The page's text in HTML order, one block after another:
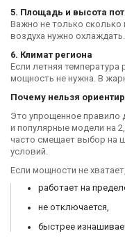
5. Площадь и высота
Важно не только сколько
воздуха нужно
6. Климат региона
Если летняя температура
мощность не нужна. В
Почему нельзя
Это упрощенное правило
и популярные модели на
часто смещает выбор на
условий.
Если мощности не
работает на
не отключается,
быстрее